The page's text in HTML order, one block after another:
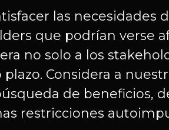
las necesidades
que podrían verse
no solo a los
Considera a
de beneficios,
restricciones